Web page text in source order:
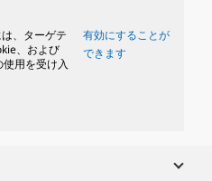
、ターゲテ
、および
用を受け入
有効にすることが
できます